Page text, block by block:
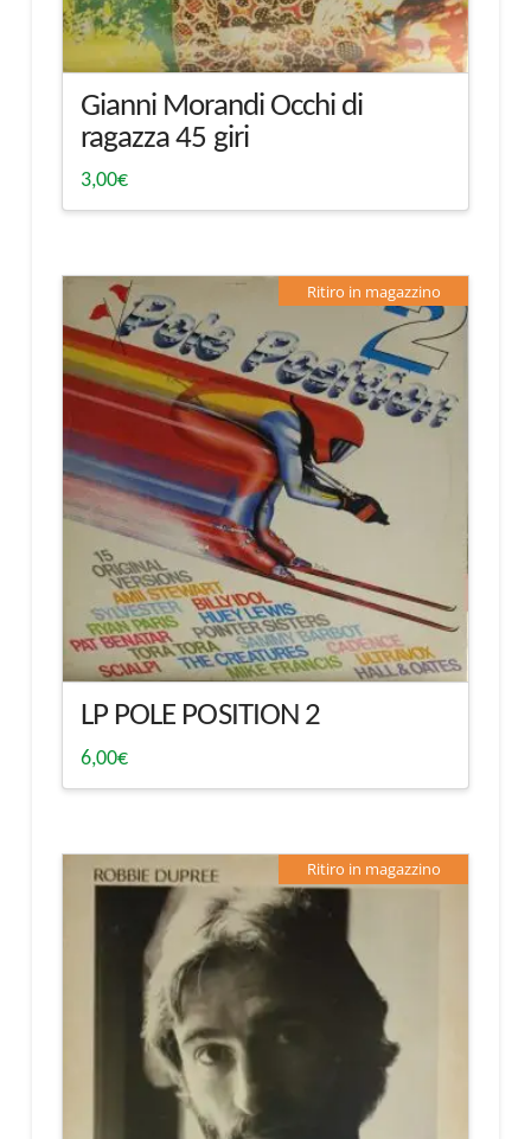
Gianni Morandi Occhi di
ragazza 45 giri
3,00€
Ritiro in magazzino
LP POLE POSITION 2
6,00€
Ritiro in magazzino